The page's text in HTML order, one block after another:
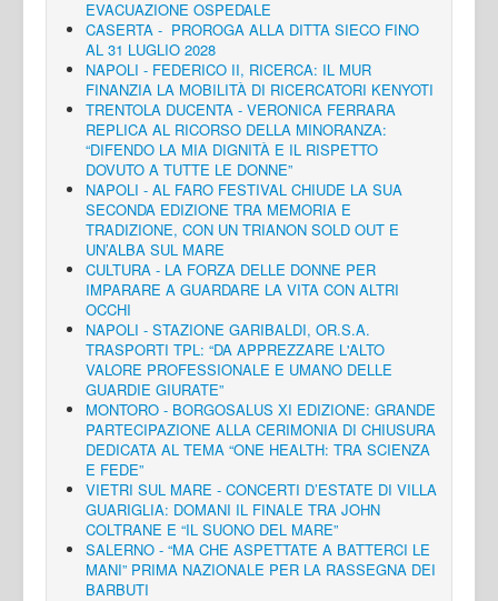
EVACUAZIONE OSPEDALE
CASERTA - PROROGA ALLA DITTA SIECO FINO
AL 31 LUGLIO 2028
NAPOLI - FEDERICO II, RICERCA: IL MUR
FINANZIA LA MOBILITÀ DI RICERCATORI KENYOTI
TRENTOLA DUCENTA - VERONICA FERRARA
REPLICA AL RICORSO DELLA MINORANZA:
“DIFENDO LA MIA DIGNITÀ E IL RISPETTO
DOVUTO A TUTTE LE DONNE”
NAPOLI - AL FARO FESTIVAL CHIUDE LA SUA
SECONDA EDIZIONE TRA MEMORIA E
TRADIZIONE, CON UN TRIANON SOLD OUT E
UN’ALBA SUL MARE
CULTURA - LA FORZA DELLE DONNE PER
IMPARARE A GUARDARE LA VITA CON ALTRI
OCCHI
NAPOLI - STAZIONE GARIBALDI, OR.S.A.
TRASPORTI TPL: “DA APPREZZARE L'ALTO
VALORE PROFESSIONALE E UMANO DELLE
GUARDIE GIURATE”
MONTORO - BORGOSALUS XI EDIZIONE: GRANDE
PARTECIPAZIONE ALLA CERIMONIA DI CHIUSURA
DEDICATA AL TEMA “ONE HEALTH: TRA SCIENZA
E FEDE”
VIETRI SUL MARE - CONCERTI D’ESTATE DI VILLA
GUARIGLIA: DOMANI IL FINALE TRA JOHN
COLTRANE E “IL SUONO DEL MARE”
SALERNO - “MA CHE ASPETTATE A BATTERCI LE
MANI” PRIMA NAZIONALE PER LA RASSEGNA DEI
BARBUTI